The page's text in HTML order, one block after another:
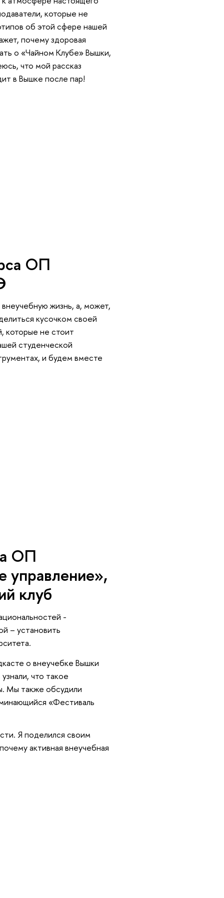
которые не
об этой сфере нашей
почему здоровая
о «Чайном Клубе» Вышки,
что мой рассказ
в Вышке после пар!
ОП
жизнь, а, может,
кусочком своей
не стоит
студенческой
и будем вместе
ОП
управление»,
клуб
-
– установить
о внеучебке Вышки
что такое
Мы также обсудили
«Фестиваль
Я поделился своим
активная внеучебная